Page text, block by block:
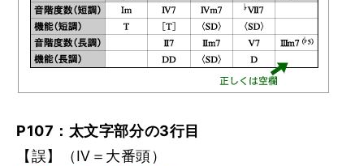
P107：太文字部分の3行目
【誤】（Ⅳ＝大番頭）